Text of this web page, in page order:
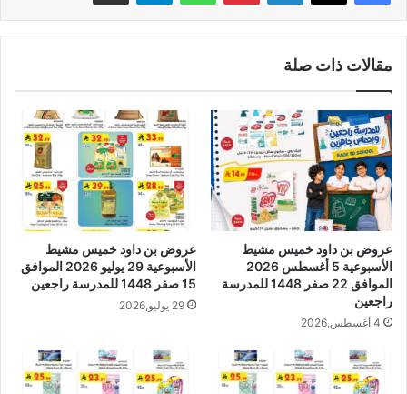
مقالات ذات صلة
عروض بن داود خميس مشيط
الأسبوعية 5 أغسطس 2026
الموافق 22 صفر 1448 للمدرسة
راجعين
4 أغسطس,2026
عروض بن داود خميس مشيط
الأسبوعية 29 يوليو 2026 الموافق
15 صفر 1448 للمدرسة راجعين
29 يوليو,2026